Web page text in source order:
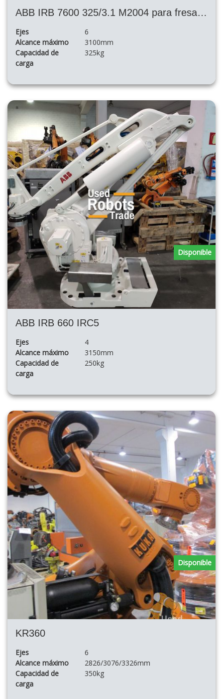
ABB IRB 7600 325/3.1 M2004 para fresado y corte
Ejes
6
Alcance máximo
3100mm
Capacidad de
carga
325kg
ABB IRB 660 IRC5
Ejes
4
Alcance máximo
3150mm
Capacidad de
carga
250kg
Disponible
KR360
Ejes
6
Alcance máximo
2826/3076/3326mm
Capacidad de
carga
350kg
Disponible